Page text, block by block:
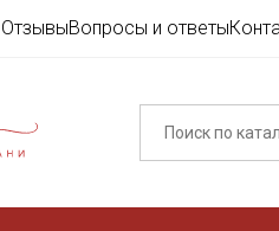
ОтзывыВопросы и ответы